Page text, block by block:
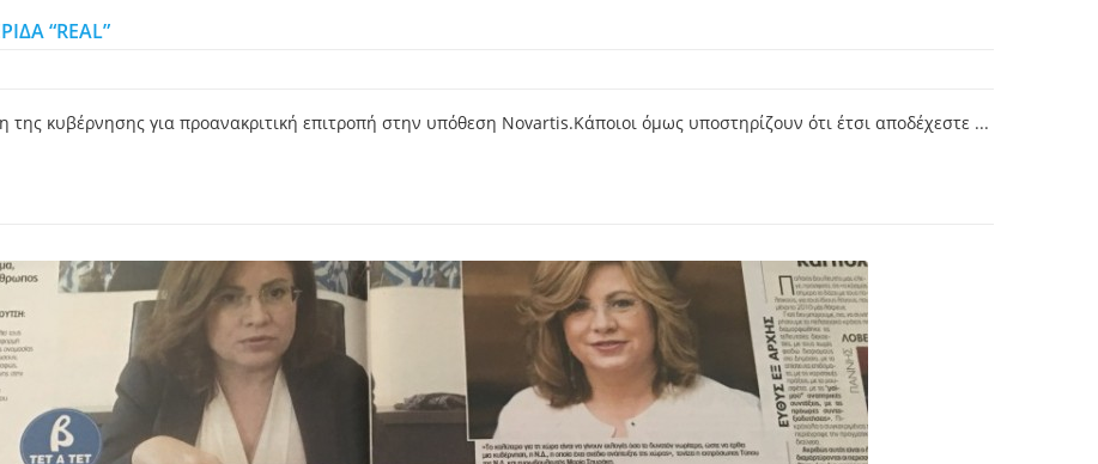
“REAL”
κυβέρνησης για προανακριτική επιτροπή στην υπόθεση Novartis.Κάποιοι όμως υποστηρίζουν ότι έτσι αποδέχεστε ...